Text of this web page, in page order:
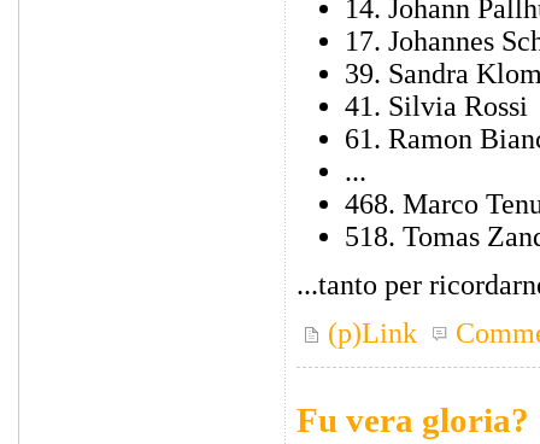
14. Johann
17. Johannes
39. Sandra
41. Silvia Rossi
61. Ramon
...
468. Marco
518. Tomas
...tanto per
(p)Link
Fu vera gloria?